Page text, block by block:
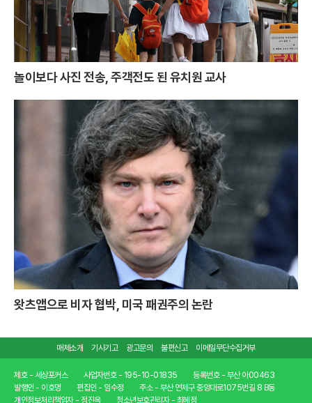
놀이보다 사진 전송, 주객전도 된 유치원 교사
왓츠앱으로 비자 협박, 미국 패권주의 논란
매체소개 기사기고 광고문의 불편신고 이메일무단수집거부
제호 - 세상포커스 사업자번호 - 195-10-01835
등록번호 - 부산 아00463
발행인 - 이호명
편집인 - 임수정
주소 - 부산 연제구 중앙대로1075번길 8 B동
개인정보처리책임자 - 정진욱
청소년보호관리자 - 최혜정